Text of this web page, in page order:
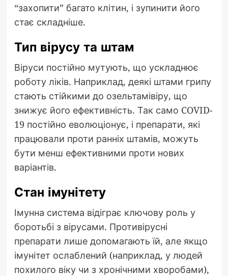
“захопити” багато клітин, і зупинити його
стає складніше.
Тип вірусу та штам
Віруси постійно мутують, що ускладнює
роботу ліків. Наприклад, деякі штами грипу
стають стійкими до озельтамівіру, що
знижує його ефективність. Так само COVID-
19 постійно еволюціонує, і препарати, які
працювали проти ранніх штамів, можуть
бути менш ефективними проти нових
варіантів.
Стан імунітету
Імунна система відіграє ключову роль у
боротьбі з вірусами. Противірусні
препарати лише допомагають їй, але якщо
імунітет ослаблений (наприклад, у людей
похилого віку чи з хронічними хворобами),